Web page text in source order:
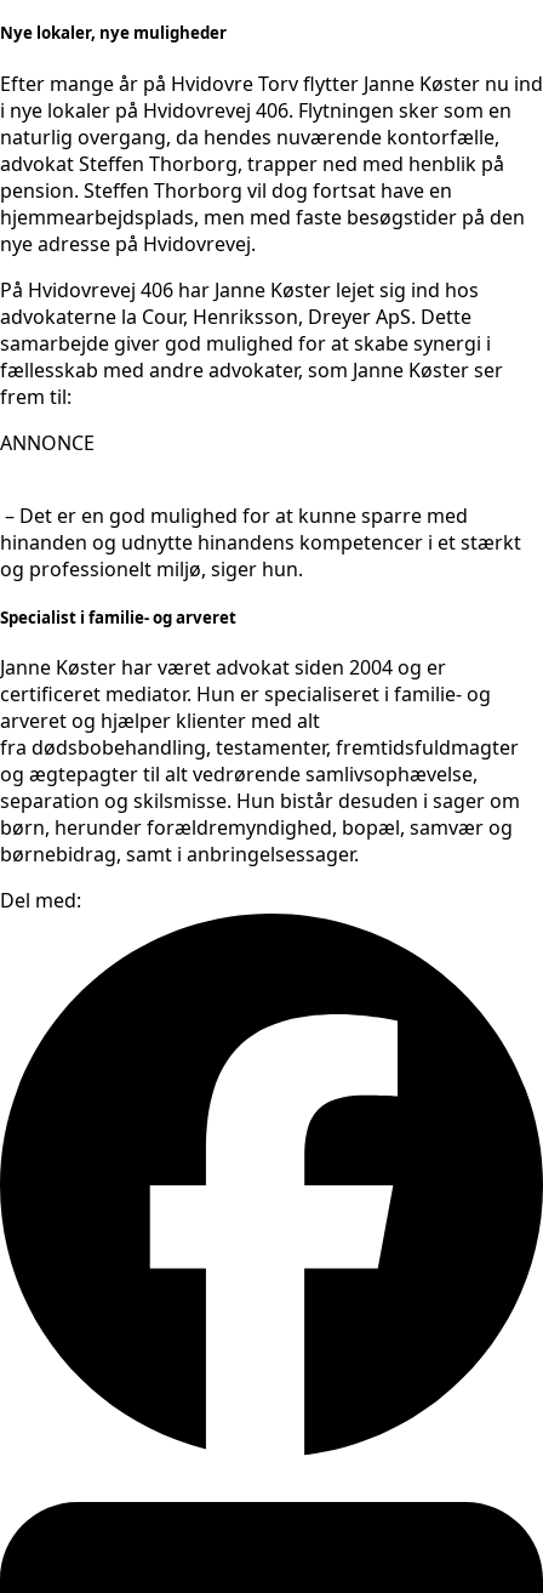
Nye lokaler, nye muligheder
Efter mange år på Hvidovre Torv flytter Janne Køster nu ind
i nye lokaler på Hvidovrevej 406. Flytningen sker som en
naturlig overgang, da hendes nuværende kontorfælle,
advokat Steffen Thorborg, trapper ned med henblik på
pension. Steffen Thorborg vil dog fortsat have en
hjemmearbejdsplads, men med faste besøgstider på den
nye adresse på Hvidovrevej.
På Hvidovrevej 406 har Janne Køster lejet sig ind hos
advokaterne la Cour, Henriksson, Dreyer ApS. Dette
samarbejde giver god mulighed for at skabe synergi i
fællesskab med andre advokater, som Janne Køster ser
frem til:
ANNONCE
– Det er en god mulighed for at kunne sparre med
hinanden og udnytte hinandens kompetencer i et stærkt
og professionelt miljø, siger hun.
Specialist i familie- og arveret
Janne Køster har været advokat siden 2004 og er
certificeret mediator. Hun er specialiseret i familie- og
arveret og hjælper klienter med alt
fra dødsbobehandling, testamenter, fremtidsfuldmagter
og ægtepagter til alt vedrørende samlivsophævelse,
separation og skilsmisse. Hun bistår desuden i sager om
børn, herunder forældremyndighed, bopæl, samvær og
børnebidrag, samt i anbringelsessager.
Del med: